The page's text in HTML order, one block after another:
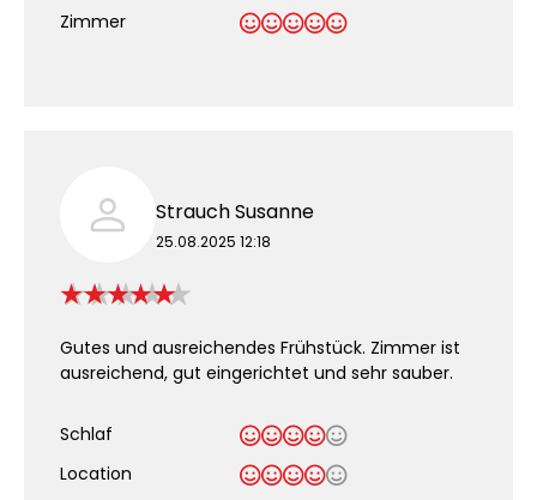
Zimmer
Strauch Susanne
25.08.2025 12:18
Gutes und ausreichendes Frühstück. Zimmer ist
ausreichend, gut eingerichtet und sehr sauber.
Schlaf
Location